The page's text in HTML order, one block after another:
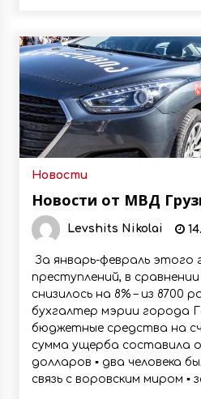
Новости
Новости от МВД
Levshits Nikolai
За январь-февраль этого
преступлений, в
снизилось на 8% – из 8700
бухгалтер мэрии города
бюджетные средства на
сумма ущерба составила
долларов ▪️ два человека
связь с воровским миром ▪️